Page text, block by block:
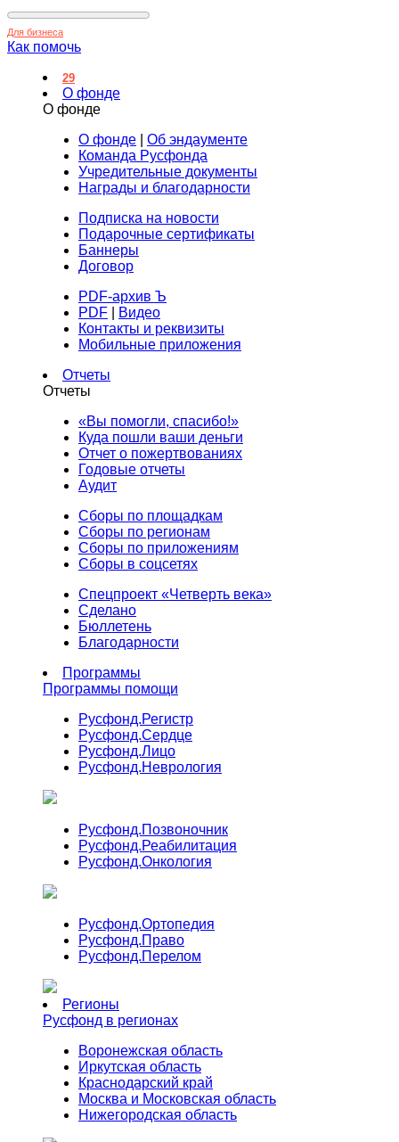
Для бизнеса
Как помочь
29
О фонде
О фонде
О фонде
Об эндаументе
Команда Русфонда
Учредительные документы
Награды и благодарности
Подписка на новости
Подарочные сертификаты
Баннеры
Договор
PDF-архив Ъ
PDF
Видео
Контакты и реквизиты
Мобильные приложения
Отчеты
Отчеты
«Вы помогли, спасибо!»
Куда пошли ваши деньги
Отчет о пожертвованиях
Годовые отчеты
Аудит
Сборы по площадкам
Сборы по регионам
Сборы по приложениям
Сборы в соцсетях
Спецпроект «Четверть века»
Сделано
Бюллетень
Благодарности
Программы
Программы помощи
Русфонд.Регистр
Русфонд.Сердце
Русфонд.Лицо
Русфонд.Неврология
Русфонд.Позвоночник
Русфонд.Реабилитация
Русфонд.Онкология
Русфонд.Ортопедия
Русфонд.Право
Русфонд.Перелом
Регионы
Русфонд в регионах
Воронежская область
Иркутская область
Краснодарский край
Москва и Московская область
Нижегородская область